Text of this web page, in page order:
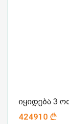
იყიდება 3
424910